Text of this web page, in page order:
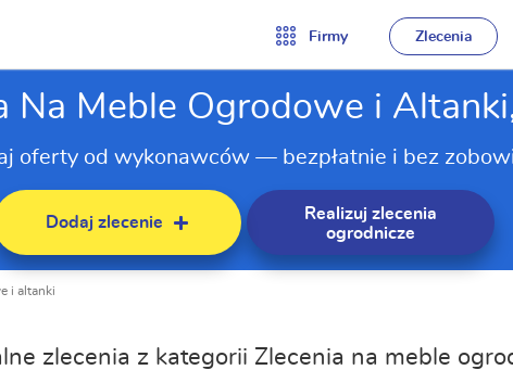
Firmy Zlecenia
Na Meble Ogrodowe i
oferty od wykonawców — bezpłatnie i bez
Dodaj zlecenie
Realizuj zlecenia
ogrodnicze
i altanki
zlecenia z kategorii Zlecenia na meble